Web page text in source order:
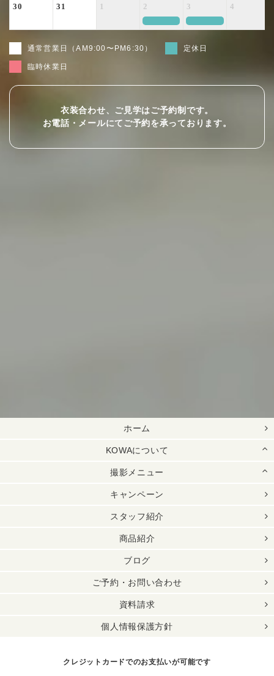
30 31 1 2 3 4
通常営業日（AM9:00〜PM6:30） 定休日
臨時休業日
衣装合わせ、ご見学はご予約制です。
お電話・メールにてご予約を承っております。
ホーム
KOWAについて
撮影メニュー
キャンペーン
スタッフ紹介
商品紹介
ブログ
ご予約・お問い合わせ
資料請求
個人情報保護方針
クレジットカードでのお支払いが可能です